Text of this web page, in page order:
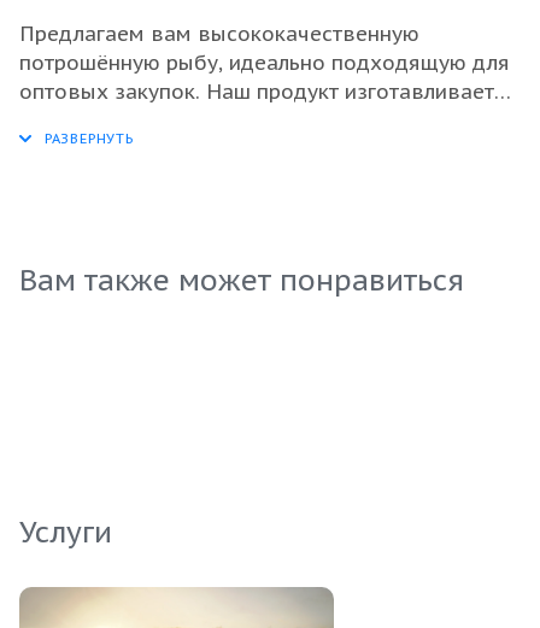
Предлагаем вам высококачественную
потрошённую рыбу, идеально подходящую для
оптовых закупок. Наш продукт изготавливается
сохранение всех питательных веществ и
натуральность. Упаковка гарантирует долгий
срок хранения и сохранение всех свойств
Вам также может понравиться
Услуги